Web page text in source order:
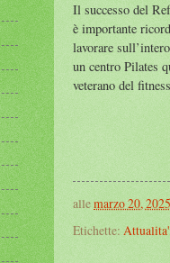
Il successo del
è importante
lavorare
un centro Pilates
veterano del
allemarzo 20, 2025
Etichette: Attualita'